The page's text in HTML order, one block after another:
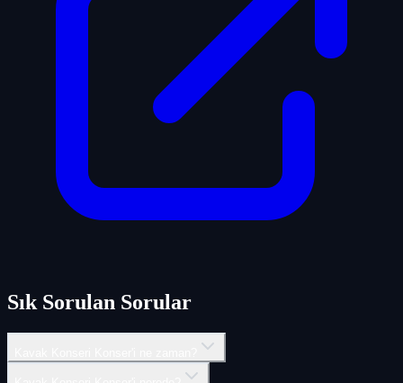
Sık Sorulan Sorular